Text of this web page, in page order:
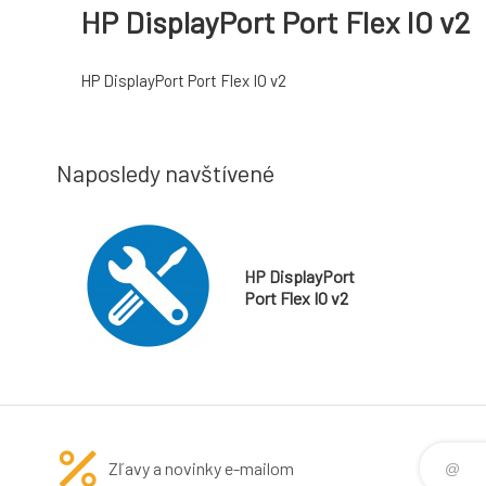
HP DisplayPort Port Flex IO v2
HP DisplayPort Port Flex IO v2
Naposledy navštívené
HP DisplayPort
Port Flex IO v2
Zľavy a novinky e-mailom